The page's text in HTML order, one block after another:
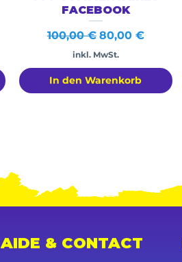
FACEBOOK
Standardpreis
100,00 € Sale-Preis
80,00 €
inkl. MwSt.
In den Warenkorb
AIDE & CONTACT